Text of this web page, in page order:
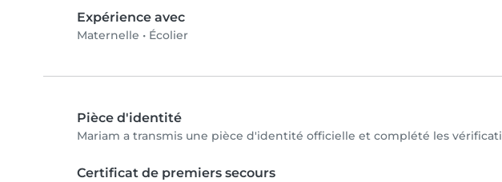
Expérience avec
Maternelle • Écolier
Pièce d'identité
Mariam a transmis une pièce d'identité officielle et complété les
Certificat de premiers secours